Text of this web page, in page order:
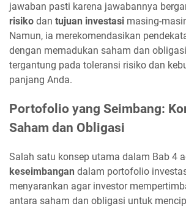
jawaban pasti karena jawabannya
risiko dan tujuan investasi masing-
Namun, ia merekomendasikan
dengan memadukan saham dan
tergantung pada toleransi risiko dan
panjang Anda.
Portofolio yang Seimbang:
Saham dan Obligasi
Salah satu konsep utama dalam Bab 4
keseimbangan dalam portofolio
menyarankan agar investor
antara saham dan obligasi untuk